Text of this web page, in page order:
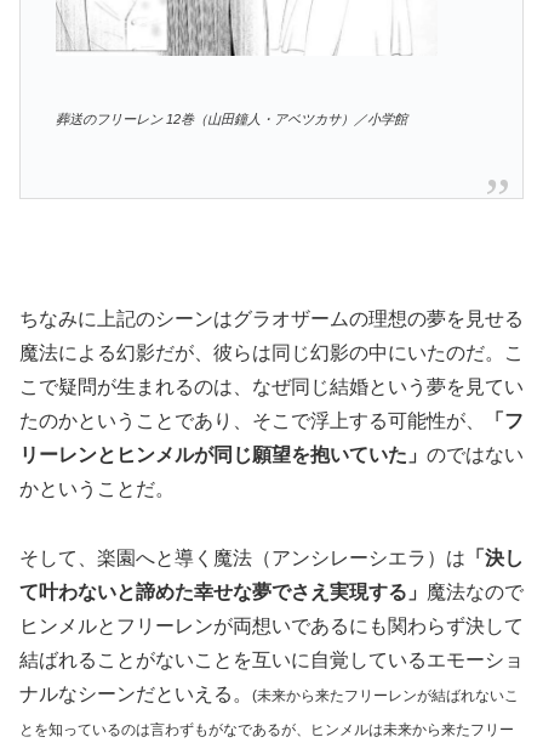
葬送のフリーレン 12巻（山田鐘人・アベツカサ）／小学館
ちなみに上記のシーンはグラオザームの理想の夢を見せる
魔法による幻影だが、彼らは同じ幻影の中にいたのだ。こ
こで疑問が生まれるのは、なぜ同じ結婚という夢を見てい
たのかということであり、そこで浮上する可能性が、
「フ
リーレンとヒンメルが同じ願望を抱いていた」 のではない
かということだ。
そして、楽園へと導く魔法（アンシレーシエラ）は 「決し
て叶わないと諦めた幸せな夢でさえ実現する」 魔法なので
ヒンメルとフリーレンが両想いであるにも関わらず決して
結ばれることがないことを互いに自覚しているエモーショ
ナルなシーンだといえる。
(未来から来たフリーレンが結ばれないこ
とを知っているのは言わずもがなであるが、ヒンメルは未来から来たフリー